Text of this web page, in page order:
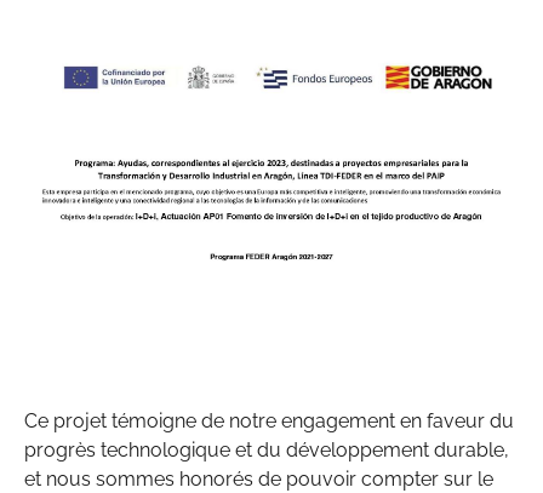
Ce projet témoigne de notre engagement en faveur du
progrès technologique et du développement durable,
et nous sommes honorés de pouvoir compter sur le